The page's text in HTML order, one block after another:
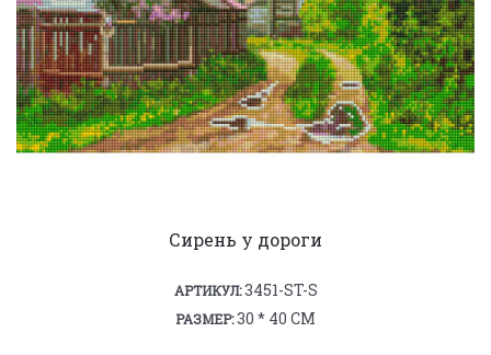
Сирень у дороги
АРТИКУЛ:3451-ST-S
РАЗМЕР:30 * 40 СМ